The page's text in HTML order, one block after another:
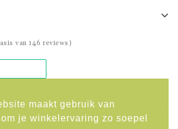
maakt gebruik van
je winkelervaring zo soepel
van 146 reviews)
info@kekkestekkies.nl